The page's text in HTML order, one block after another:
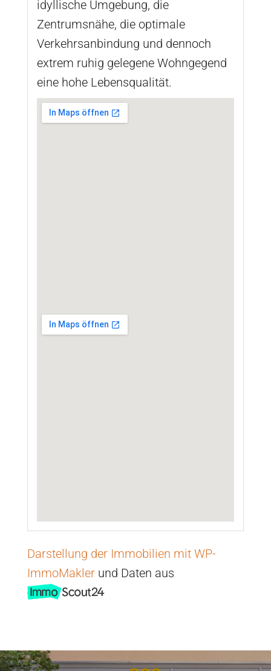
idyllische Umgebung, die
Zentrumsnähe, die optimale
Verkehrsanbindung und dennoch
extrem ruhig gelegene Wohngegend
eine hohe Lebensqualität.
Darstellung der Immobilien mit WP-
ImmoMaklerund Daten aus